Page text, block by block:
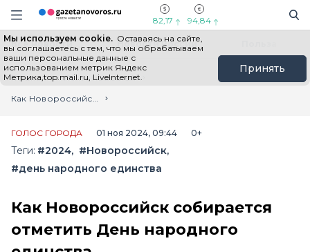
Информационный портал "ГазетаНоворос.ру"
Навигация сайта
82,17 94,84
Мы используем cookie. Оставаясь на сайте,
вы соглашаетесь с тем, что мы обрабатываем
ваши персональные данные с
использованием метрик Яндекс
Метрика,top.mail.ru, LiveInternet.
Принять
Все новости Новости России
Главная
Лента новостей
Как Новороссийск собирается отметить День народного единства
ГОЛОС ГОРОДА 01 ноя 2024, 09:44 0+
Теги: #2024
#Новороссийск
#день народного единства
Как Новороссийск собирается
отметить День народного